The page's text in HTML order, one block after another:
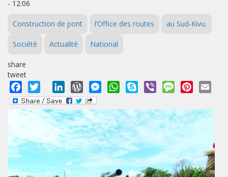
- 12:06
Construction de pont l’Office des routes au Sud-Kivu.
Société Actualité National
share
tweet
Facebook
Twitter LinkedInWordPressMessengerWhatsApp
Skype Viber MessagePinterest